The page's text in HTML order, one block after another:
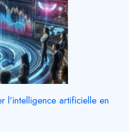
l’intelligence artificielle en